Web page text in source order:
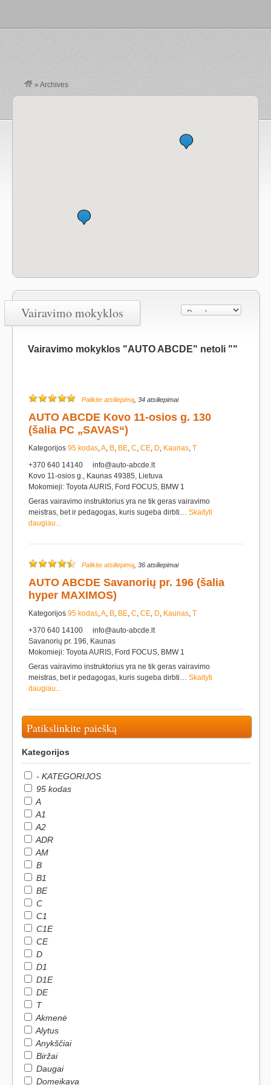
»Archives
Vairavimo mokyklos
Vairavimo mokyklos "AUTO ABCDE" netoli ""
Palikite atsiliepimą , 34 atsiliepimai
AUTO ABCDE Kovo 11-osios g. 130
(šalia PC „SAVAS“)
Kategorijos 95 kodas,A, B, BE, C, CE, D, Kaunas, T
+370 640 14140
info@auto-abcde.lt
Kovo 11-osios g., Kaunas 49385, Lietuva
Mokomieji: Toyota AURIS, Ford FOCUS, BMW 1
Geras vairavimo instruktorius yra ne tik geras vairavimo
meistras, bet ir pedagogas, kuris sugeba dirbti… Skaityti
daugiau...
Palikite atsiliepimą , 36 atsiliepimai
AUTO ABCDE Savanorių pr. 196 (šalia
hyper MAXIMOS)
Kategorijos 95 kodas,A, B, BE, C, CE, D, Kaunas, T
+370 640 14100
info@auto-abcde.lt
Savanorių pr. 196, Kaunas
Mokomieji: Toyota AURIS, Ford FOCUS, BMW 1
Geras vairavimo instruktorius yra ne tik geras vairavimo
meistras, bet ir pedagogas, kuris sugeba dirbti… Skaityti
daugiau...
Patikslinkite paiešką
Kategorijos
- KATEGORIJOS
95 kodas
A
A1
A2
ADR
AM
B
B1
BE
C
C1
C1E
CE
D
D1
D1E
DE
T
Akmenė
Alytus
Anykščiai
Biržai
Daugai
Domeikava